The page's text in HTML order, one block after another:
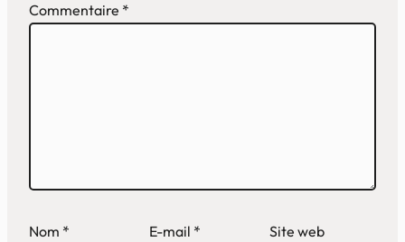
Commentaire *
Nom * E-mail * Site web